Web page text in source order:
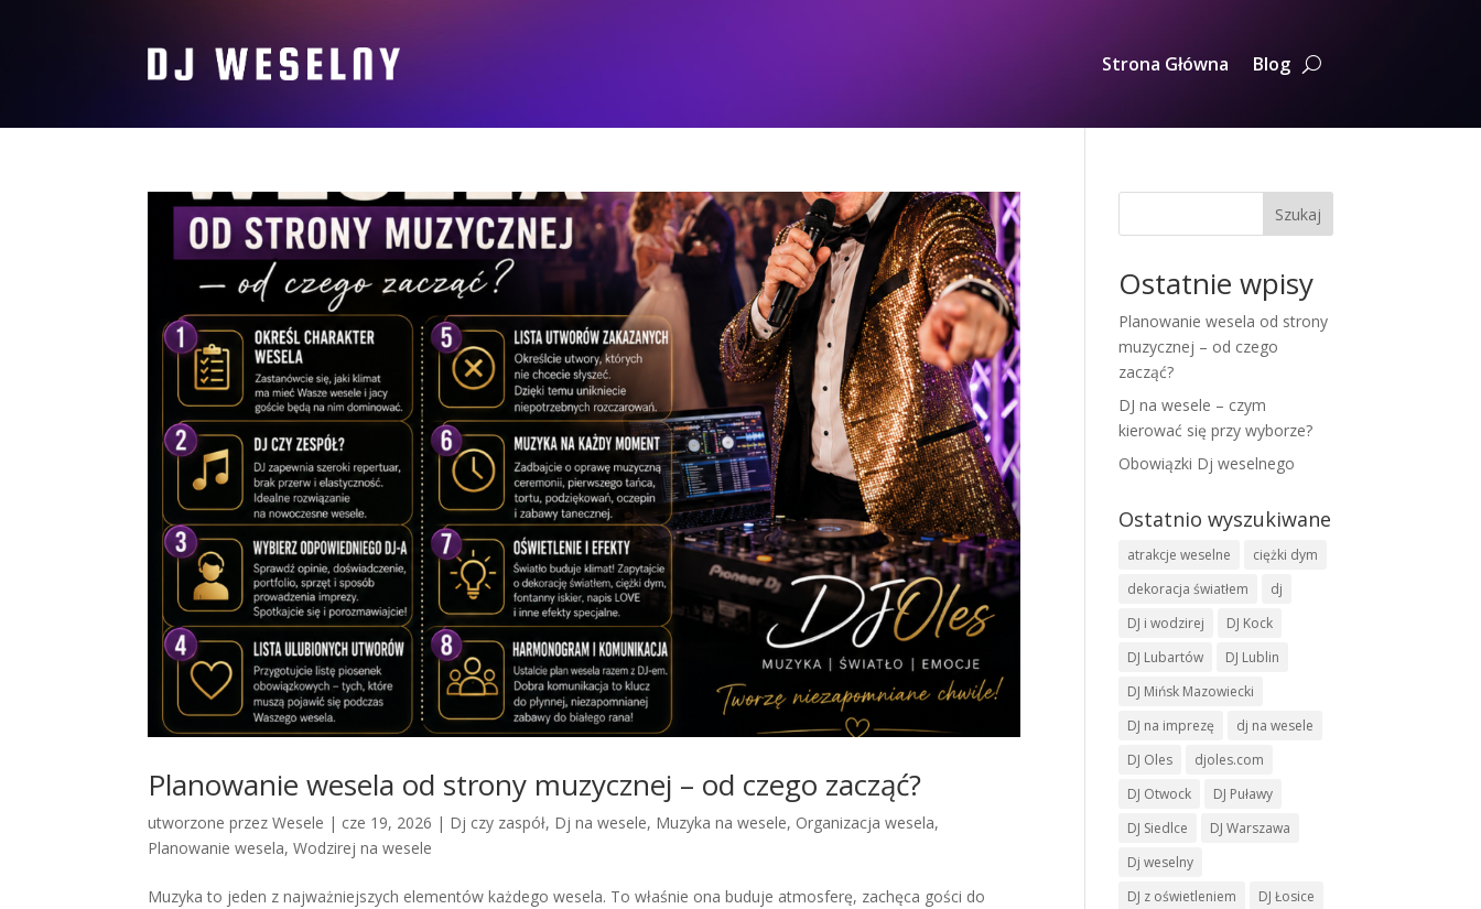
Strona Główna Blog
Planowanie wesela od strony muzycznej – od czego zacząć?
utworzone przezWesele | cze 19, 2026 | Dj czy zaspół, Dj na wesele, Muzyka na wesele, Organizacja wesela,
Planowanie wesela,Wodzirej na wesele
Muzyka to jeden z najważniejszych elementów każdego wesela. To właśnie ona buduje atmosferę, zachęca gości do
Szukaj
Ostatnie wpisy
Planowanie wesela od strony
muzycznej – od czego
zacząć?
DJ na wesele – czym
kierować się przy wyborze?
Obowiązki Dj weselnego
Ostatnio wyszukiwane
atrakcje weselne
ciężki dym
dekoracja światłem
dj
DJ i wodzirej
DJ Kock
DJ Lubartów
DJ Lublin
DJ Mińsk Mazowiecki
DJ na imprezę
dj na wesele
DJ Oles
djoles.com
DJ Otwock
DJ Puławy
DJ Siedlce
DJ Warszawa
Dj weselny
DJ z oświetleniem
DJ Łosice